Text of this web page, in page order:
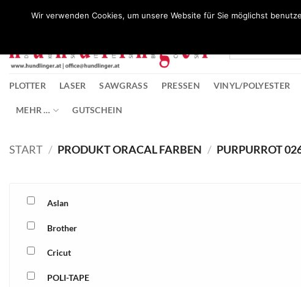
PLOTTER LASER SAWGRASS PRESSEN VINYL/POLYESTER
MEHR … GUTSCHEIN
START / PRODUKT ORACAL FARBEN / PURPURROT
Aslan
Brother
Cricut
POLI-TAPE
Wir verwenden Cookies, um unsere Website für Sie möglichst